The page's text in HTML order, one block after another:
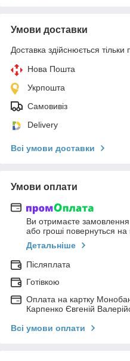
Умови доставки
Доставка здійснюється тільки
Нова Пошта
Укрпошта
Самовивіз
Delivery
Всі умови доставки
Умови оплати
Ви отримаєте замовлення
або гроші повернуться на
Детальніше
Післяплата
Готівкою
Оплата на картку
Карпенко Євгеній
Всі умови оплати